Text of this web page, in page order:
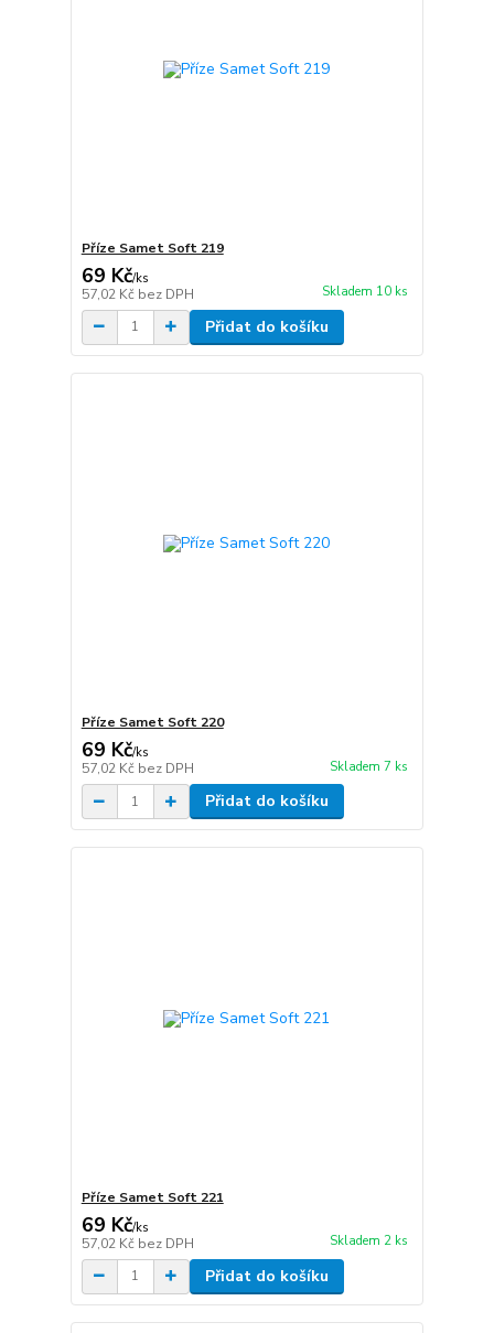
Příze Samet Soft 219
69 Kč/ks
57,02 Kč bez DPH Skladem 10 ks
Přidat do košíku
Příze Samet Soft 220
69 Kč/ks
57,02 Kč bez DPH Skladem 7 ks
Přidat do košíku
Příze Samet Soft 221
69 Kč/ks
57,02 Kč bez DPH Skladem 2 ks
Přidat do košíku